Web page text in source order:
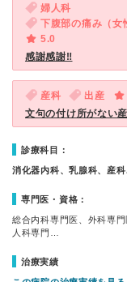
婦人科
下腹部の痛み（女
5.0
感謝感謝‼️
産科 出産
文句の付け所がない
診療科目：
消化器内科、乳腺科、産
専門医・資格：
総合内科専門医、外科専
人科専門…
治療実績